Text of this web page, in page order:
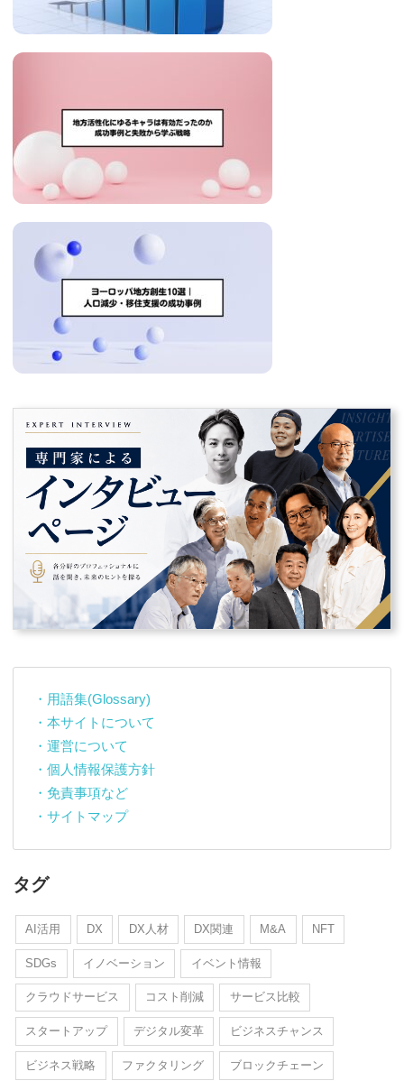
・用語集(Glossary)
・本サイトについて
・運営について
・個人情報保護方針
・免責事項など
・サイトマップ
タグ
AI活用 DX DX人材 DX関連 M&A NFT
SDGs イノベーション イベント情報
クラウドサービス コスト削減 サービス比較
スタートアップ デジタル変革 ビジネスチャンス
ビジネス戦略 ファクタリング ブロックチェーン